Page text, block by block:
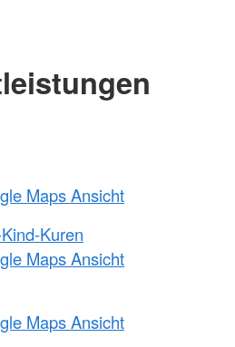
Maps Ansicht
Kuren
Maps Ansicht
Maps Ansicht